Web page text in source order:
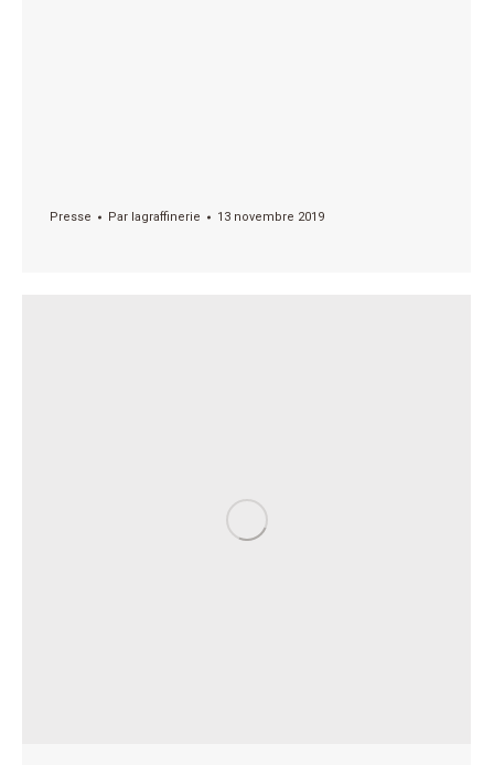
Presse Par lagraffinerie 13 novembre 2019